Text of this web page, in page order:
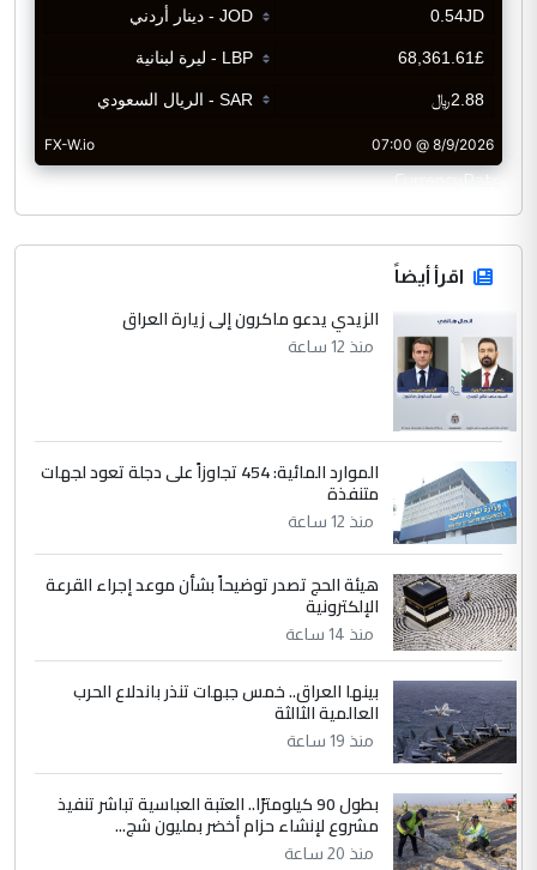
CurrencyRate
اقرأ أيضاً
الزيدي يدعو ماكرون إلى زيارة العراق
منذ 12 ساعة
الموارد المائية: 454 تجاوزاً على دجلة تعود لجهات
متنفذة
منذ 12 ساعة
هيئة الحج تصدر توضيحاً بشأن موعد إجراء القرعة
الإلكترونية
منذ 14 ساعة
بينها العراق.. خمس جبهات تنذر باندلاع الحرب
العالمية الثالثة
منذ 19 ساعة
بطول 90 كيلومترًا.. العتبة العباسية تباشر تنفيذ
مشروع لإنشاء حزام أخضر بمليون شج...
منذ 20 ساعة